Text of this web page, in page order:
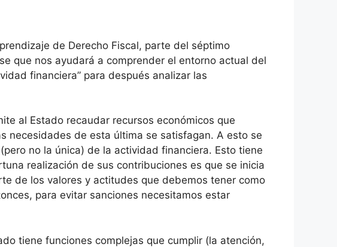
de Derecho Fiscal, parte del séptimo
que nos ayudará a comprender el entorno actual del
financiera” para después analizar las
al Estado recaudar recursos económicos que
necesidades de esta última se satisfagan. A esto se
no la única) de la actividad financiera. Esto tiene
realización de sus contribuciones es que se inicia
de los valores y actitudes que debemos tener como
para evitar sanciones necesitamos estar
tiene funciones complejas que cumplir (la atención,